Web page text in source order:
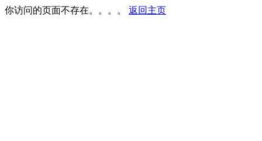
你访问的页面不存在。。。。 返回主页